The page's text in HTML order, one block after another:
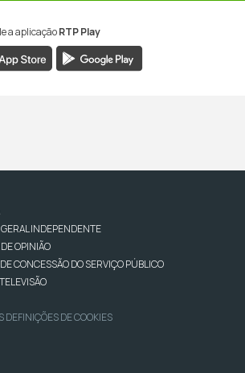
a aplicaçãoRTP Play
INDEPENDENTE
OPINIÃO
CONCESSÃO DO SERVIÇO PÚBLICO
DEFINIÇÕES DE COOKIES